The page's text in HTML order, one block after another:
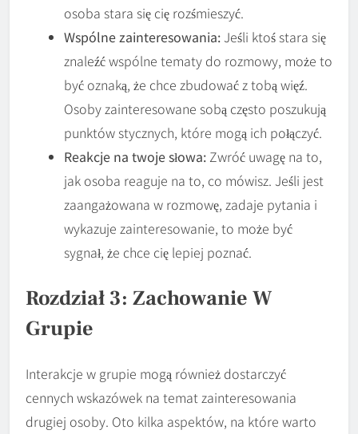
osoba stara się cię rozśmieszyć.
Wspólne zainteresowania: Jeśli ktoś stara się
znaleźć wspólne tematy do rozmowy, może to
być oznaką, że chce zbudować z tobą więź.
Osoby zainteresowane sobą często poszukują
punktów stycznych, które mogą ich połączyć.
Reakcje na twoje słowa: Zwróć uwagę na to,
jak osoba reaguje na to, co mówisz. Jeśli jest
zaangażowana w rozmowę, zadaje pytania i
wykazuje zainteresowanie, to może być
sygnał, że chce cię lepiej poznać.
Rozdział 3: Zachowanie W
Grupie
Interakcje w grupie mogą również dostarczyć
cennych wskazówek na temat zainteresowania
drugiej osoby. Oto kilka aspektów, na które warto